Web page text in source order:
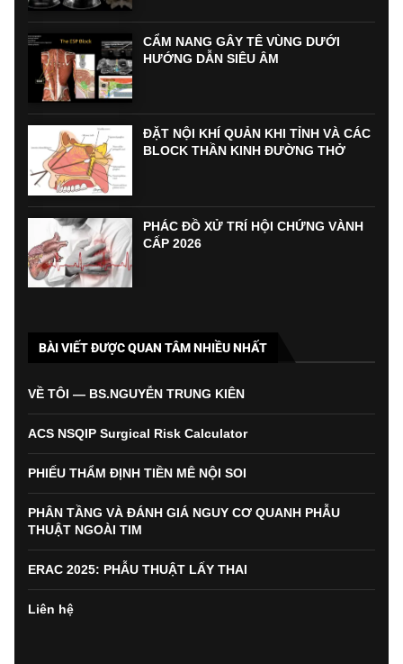
CẨM NANG GÂY TÊ VÙNG DƯỚI
HƯỚNG DẪN SIÊU ÂM
ĐẶT NỘI KHÍ QUẢN KHI TỈNH VÀ CÁC
BLOCK THẦN KINH ĐƯỜNG THỞ
PHÁC ĐỒ XỬ TRÍ HỘI CHỨNG VÀNH
CẤP 2026
BÀI VIẾT ĐƯỢC QUAN TÂM NHIỀU NHẤT
VỀ TÔI — BS.NGUYỄN TRUNG KIÊN
ACS NSQIP Surgical Risk Calculator
PHIẾU THẨM ĐỊNH TIỀN MÊ NỘI SOI
PHÂN TẦNG VÀ ĐÁNH GIÁ NGUY CƠ QUANH PHẪU
THUẬT NGOÀI TIM
ERAC 2025: PHẪU THUẬT LẤY THAI
Liên hệ